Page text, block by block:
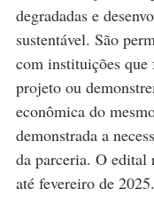
degradadas e
sustentável. São
com instituições que
projeto ou
econômica do
demonstrada a
da parceria. O edital
até fevereiro de 2025.